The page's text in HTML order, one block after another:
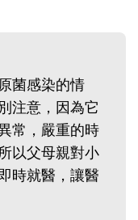
菌感染的情
注意，因為它
常，嚴重的時
以父母親對小
時就醫，讓醫